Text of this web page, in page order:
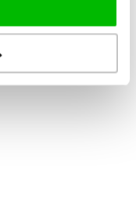
juiste product te
8,9!